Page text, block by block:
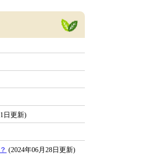
日更新)
(2024年06月28日更新)